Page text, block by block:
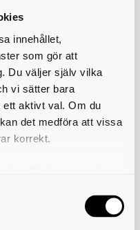
innehållet,
som gör att
Du väljer själv vilka
vi sätter bara
ett aktivt val. Om du
det medföra att vissa
korrekt.
längst ner på sidan
av de insatsområden
och regionen i
med utifrån den
och
livet”.
vi arbetar både med
med komplex
höjas hos både